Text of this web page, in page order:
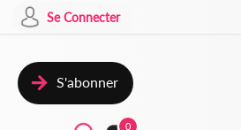
Se Connecter
S'abonner
0